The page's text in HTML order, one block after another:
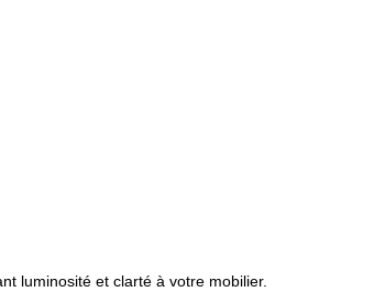
luminosité et clarté à votre mobilier.